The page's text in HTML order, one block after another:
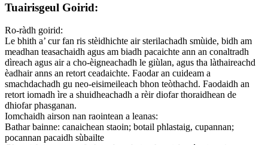
Tuairisgeul Goirid:
Ro-ràdh goirid:
Le bhith a’ cur fan ris stèidhichte air sterilachadh smùide, bidh am
meadhan teasachaidh agus am biadh pacaichte ann an conaltradh
dìreach agus air a cho-èigneachadh le giùlan, agus tha làthaireachd
èadhair anns an retort ceadaichte. Faodar an cuideam a
smachdachadh gu neo-eisimeileach bhon teòthachd. Faodaidh an
retort iomadh ìre a shuidheachadh a rèir diofar thoraidhean de
dhiofar phasganan.
Iomchaidh airson nan raointean a leanas:
Bathar bainne: canaichean staoin; botail phlastaig, cupannan;
pocannan pacaidh sùbailte